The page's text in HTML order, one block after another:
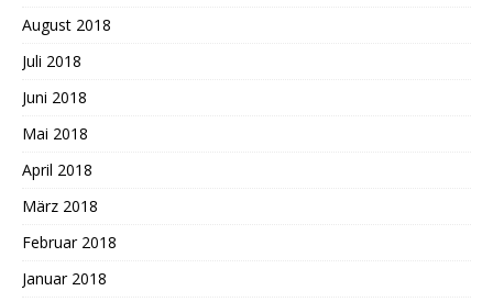
August 2018
Juli 2018
Juni 2018
Mai 2018
April 2018
März 2018
Februar 2018
Januar 2018